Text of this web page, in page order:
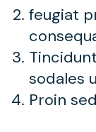
feugiat
sodales
Proin